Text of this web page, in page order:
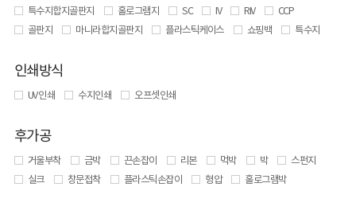
특수지합지골판지
홀로그램지 SC IV RIV
CCP
골판지
마니라합지골판지 플라스틱케이스 쇼핑백 특수지
인쇄방식
UV 인쇄 수지인쇄 오프셋인쇄
후가공
거울부착 금박 끈손잡이 리본 먹박 박
스펀지
실크
창문접착 플라스틱손잡이 형압 홀로그램박